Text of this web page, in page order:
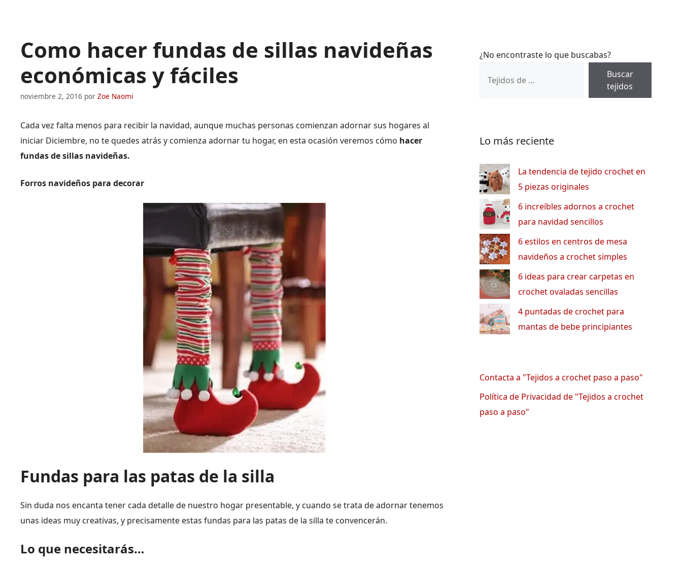
Como hacer fundas de sillas navideñas
económicas y fáciles
noviembre 2, 2016 por Zoe Naomi
Cada vez falta menos para recibir la navidad, aunque muchas personas comienzan adornar sus hogares al
iniciar Diciembre, no te quedes atrás y comienza adornar tu hogar, en esta ocasión veremos cómo hacer
fundas de sillas navideñas.
Forros navideños para decorar
Fundas para las patas de la silla
Sin duda nos encanta tener cada detalle de nuestro hogar presentable, y cuando se trata de adornar tenemos
unas ideas muy creativas, y precisamente estas fundas para las patas de la silla te convencerán.
Lo que necesitarás…
¿No encontraste lo que buscabas?
Buscar
tejidos
Lo más reciente
La tendencia de tejido crochet en
5 piezas originales
6 increíbles adornos a crochet
para navidad sencillos
6 estilos en centros de mesa
navideños a crochet simples
6 ideas para crear carpetas en
crochet ovaladas sencillas
4 puntadas de crochet para
mantas de bebe principiantes
Contacta a "Tejidos a crochet paso a paso"
Política de Privacidad de "Tejidos a crochet
paso a paso"